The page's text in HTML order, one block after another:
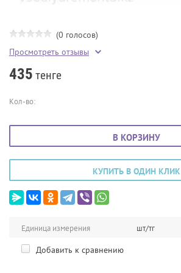
(0 голосов)
Просмотреть отзывы
435 тенге
Кол-во:
В КОРЗИНУ
КУПИТЬ В ОДИН КЛИК
Единица измерения шт/тг
Добавить к сравнению